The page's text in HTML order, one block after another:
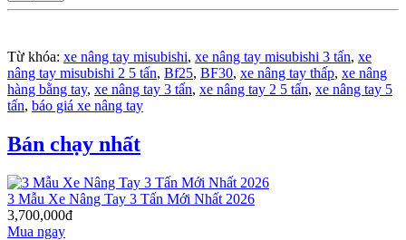
Từ khóa: xe nâng tay misubishi, xe nâng tay misubishi 3 tấn, xe
nâng tay misubishi 2 5 tấn, Bf25, BF30, xe nâng tay thấp, xe nâng
hàng bằng tay, xe nâng tay 3 tấn, xe nâng tay 2 5 tấn, xe nâng tay 5
tấn, báo giá xe nâng tay
Bán chạy nhất
3 Mẫu Xe Nâng Tay 3 Tấn Mới Nhất 2026
3,700,000đ
Mua ngay